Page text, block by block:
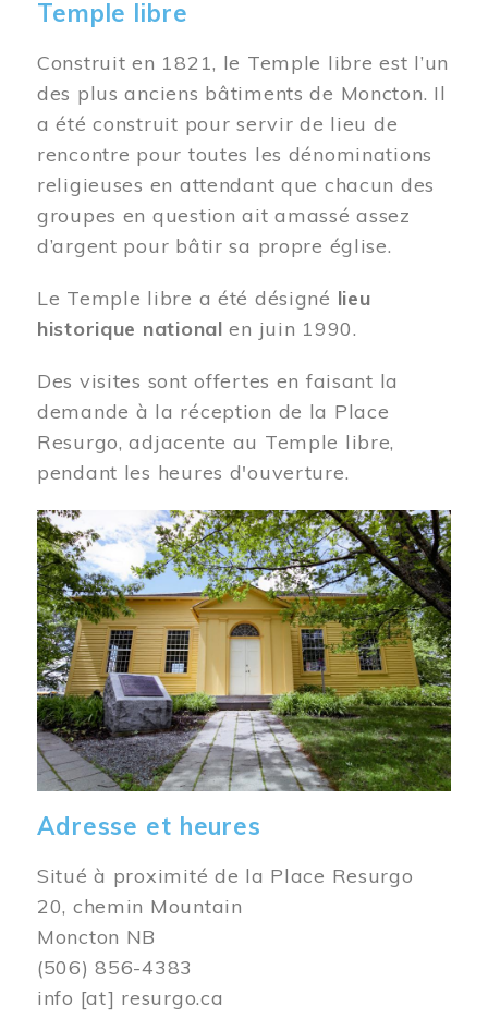
Temple libre
Construit en 1821, le Temple libre est l’un
des plus anciens bâtiments de Moncton. Il
a été construit pour servir de lieu de
rencontre pour toutes les dénominations
religieuses en attendant que chacun des
groupes en question ait amassé assez
d’argent pour bâtir sa propre église.
Le Temple libre a été désigné lieu
historique national en juin 1990.
Des visites sont offertes en faisant la
demande à la réception de la Place
Resurgo, adjacente au Temple libre,
pendant les heures d'ouverture.
Image
Adresse et heures
Situé à proximité de la Place Resurgo
20, chemin Mountain
Moncton NB
(506) 856-4383
info [at] resurgo.ca